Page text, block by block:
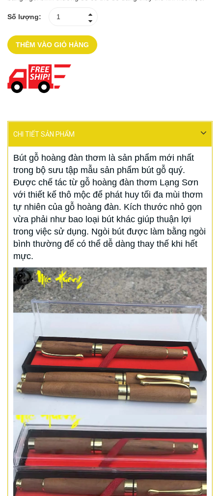
Số lượng:
THÊM VÀO GIỎ HÀNG
CHI TIẾT SẢN PHẨM
Bút gỗ hoàng đàn thơm là sản phẩm mới nhất
trong bộ sưu tập mẫu sản phẩm bút gỗ quý.
Được chế tác từ gỗ hoàng đàn thơm Lạng Sơn
với thiết kế thô mộc để phát huy tối đa mùi thơm
tự nhiên của gỗ hoàng đàn. Kích thước nhỏ gọn
vừa phải như bao loại bút khác giúp thuận lợi
trong việc sử dụng. Ngòi bút được làm bằng ngòi
bình thường để có thể dễ dàng thay thế khi hết
mực.